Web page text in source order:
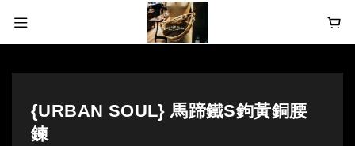
{URBAN SOUL} 馬蹄鐵S鉤黃銅腰
鍊